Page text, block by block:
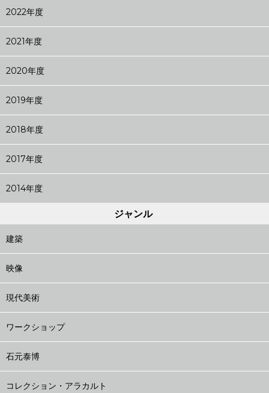
2022年度
2021年度
2020年度
2019年度
2018年度
2017年度
2014年度
ジャンル
建築
映像
現代美術
ワークショップ
石元泰博
コレクション・アラカルト